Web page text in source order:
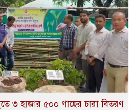
৩ হাজার ৫০০ গাছের চারা বিতরণ